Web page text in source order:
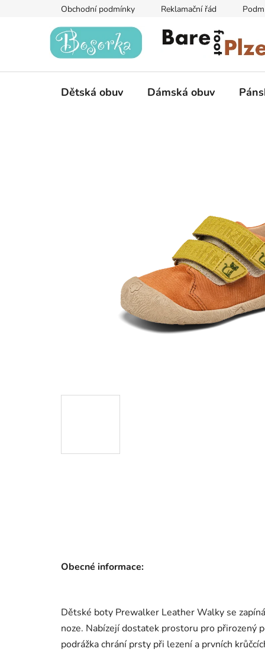
Obchodní podmínky Reklamační řád
Dětská obuv Dámská obuv
Obecné informace:
Dětské boty Prewalker Leather Walky se
noze. Nabízejí dostatek prostoru pro přirozený
podrážka chrání prsty při lezení a prvních